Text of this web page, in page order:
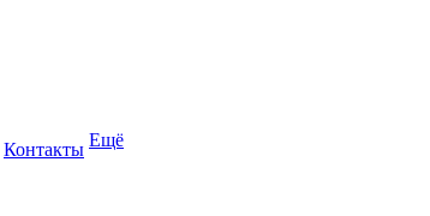
Контакты Ещё